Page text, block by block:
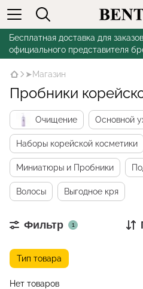
Бесплатная доставка для
официального представителя
➤Магазин
Пробники
Очищение Основной
Наборы корейской косметики
Миниатюры и Пробники
Волосы Выгодное кря
Фильтр 1
Тип товара
Нет товаров